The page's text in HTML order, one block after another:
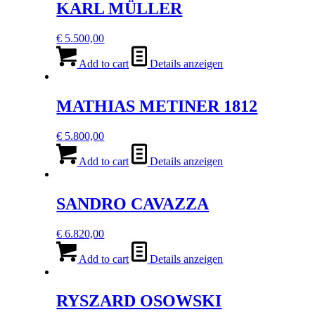
KARL MÜLLER
€ 5.500,00
Add to cart Details anzeigen
MATHIAS METINER 1812
€ 5.800,00
Add to cart Details anzeigen
SANDRO CAVAZZA
€ 6.820,00
Add to cart Details anzeigen
RYSZARD OSOWSKI